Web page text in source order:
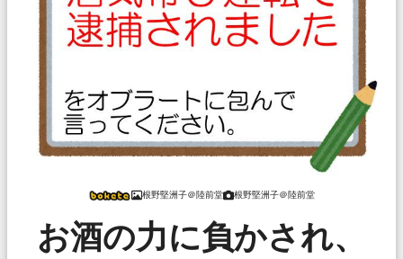
根野堅洲子＠陸前堂 根野堅洲子＠陸前堂
お酒の力に負かされ、